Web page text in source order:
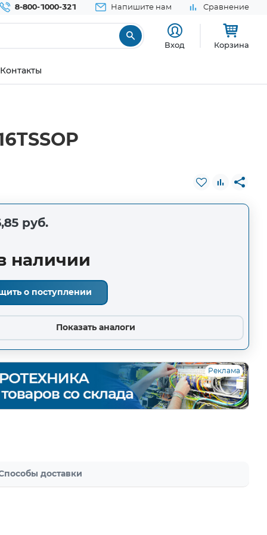
8-800-1000-321 Напишите нам Сравнение
Вход Корзина
Контакты
руб.
наличии
о поступлении
Показать аналоги
Реклама
доставки